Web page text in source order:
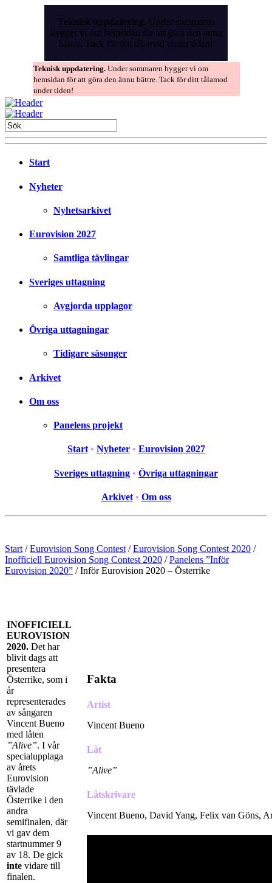
Teknisk uppdatering. Under sommaren
bygger vi om hemsidan för att göra den ännu
bättre. Tack för ditt tålamod under tiden!
Teknisk uppdatering. Under sommaren bygger vi om
hemsidan för att göra den ännu bättre. Tack för ditt tålamod
under tiden!
Start
Nyheter
Nyhetsarkivet
Eurovision 2027
Samtliga tävlingar
Sveriges uttagning
Avgjorda upplagor
Övriga uttagningar
Tidigare säsonger
Arkivet
Om oss
Panelens projekt
Start • Nyheter • Eurovision 2027
Sveriges uttagning • Övriga uttagningar
Arkivet • Om oss
Start / Eurovision Song Contest / Eurovision Song Contest 2020 /
Inofficiell Eurovision Song Contest 2020 / Panelens ”Inför
Eurovision 2020” / Inför Eurovision 2020 – Österrike
INOFFICIELL
EUROVISION
2020. Det har
blivit dags att
presentera
Österrike, som i
år
representerades
av sångaren
Vincent Bueno
med låten
”Alive”. I vår
specialupplaga
av årets
Eurovision
tävlade
Österrike i den
andra
semifinalen, där
vi gav dem
startnummer 9
av 18. De gick
inte vidare till
finalen.
Fakta
Artist
Vincent Bueno
Låt
”Alive”
Låtskrivare
Vincent Bueno, David Yang, Felix van Göns,